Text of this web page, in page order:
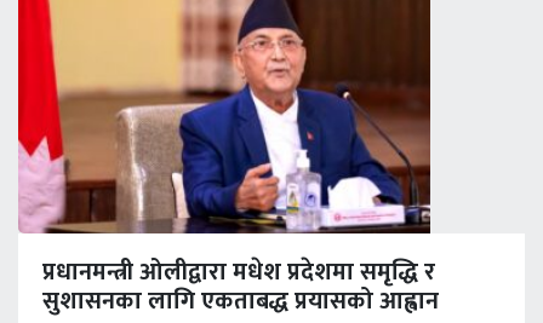
प्रधानमन्त्री ओलीद्वारा मधेश प्रदेशमा समृद्धि र
सुशासनका लागि एकताबद्ध प्रयासको आह्वान